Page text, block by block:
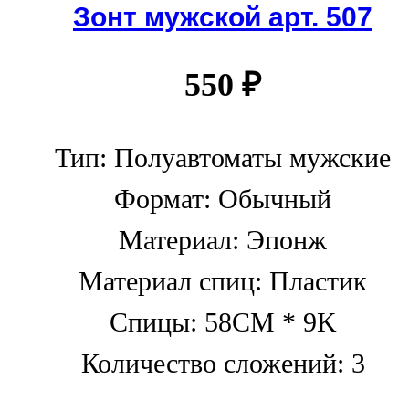
Зонт мужской арт. 507
550 ₽
Тип: Полуавтоматы мужские
Формат: Обычный
Материал: Эпонж
Материал спиц: Пластик
Спицы: 58CM * 9K
Количество сложений: 3